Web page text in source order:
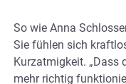
So wie Anna
Sie fühlen sich
Kurzatmigkeit. „Dass
mehr richtig